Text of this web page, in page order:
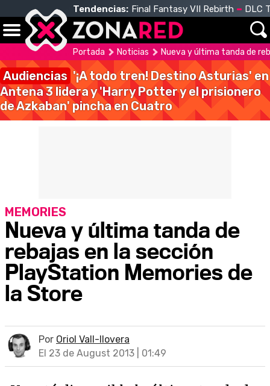
Tendencias: Final Fantasy VII Rebirth DLC
Portada Noticias Nueva y última tanda de
Audiencias '¡A todo tren! Destino Asturias' en
Antena 3 lidera y 'Harry Potter y el prisionero
de Azkaban' pincha en Cuatro
Nueva y última tanda de
rebajas en la sección
PlayStation Memories de
la Store
MEMORIES
Por Oriol Vall-llovera
El 23 de August 2013 | 01:49